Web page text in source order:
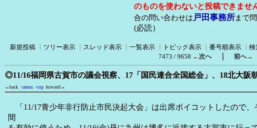
のものを使わないと投稿できませ
合の問い合わせは戸田事務所まで
(必読）
新規投稿 ツリー表示 スレッド表示 一覧表示 トピック表示 番号順表示 検
7473 / 9658 ←次へ｜ 前へ→
◎11/16福岡県古賀市の議会視察、17「国民連合全国総会」、18北大阪
←back ↑menu ↑top forward→
「11/17青少年非行防止市民決起大会」は出席ボイコットしたので、
間